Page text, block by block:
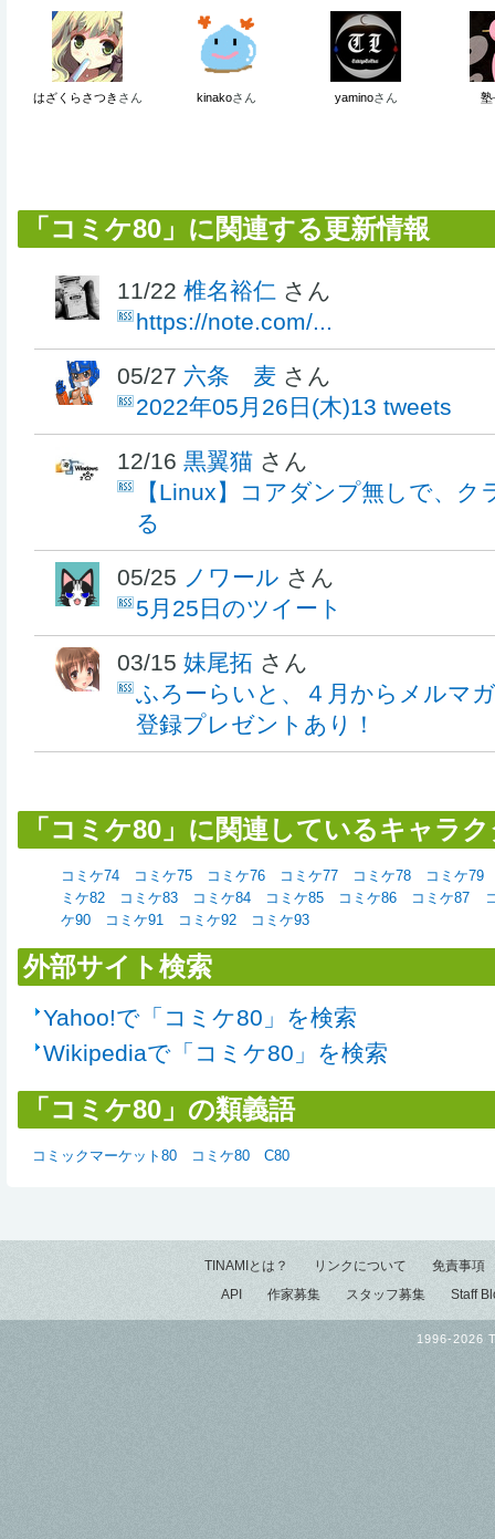
はざくらさつき さん kinakoさん yaminoさん 塾
「コミケ80」に関連する更新情報
11/22 椎名裕仁 さん
https://note.com/...
05/27 六条 麦 さん
2022年05月26日(木)13 tweets
12/16 黒翼猫 さん
【Linux】コアダンプ無しで、ク
る
05/25 ノワール さん
5月25日のツイート
03/15 妹尾拓 さん
ふろーらいと、４月からメル
登録プレゼントあり！
「コミケ80」に関連しているキャラ
コミケ74 コミケ75 コミケ76 コミケ77 コミケ78
コミケ79
ミケ82
コミケ83 コミケ84 コミケ85 コミケ86 コミケ87
ケ90
コミケ91 コミケ92 コミケ93
外部サイト検索
Yahoo!で「コミケ80」を検索
Wikipediaで「コミケ80」を検索
「コミケ80」の類義語
コミックマーケット80 コミケ80 C80
TINAMIとは？ リンクについて
免責事項
API
作家募集 スタッフ募集 Staff
1996-2026